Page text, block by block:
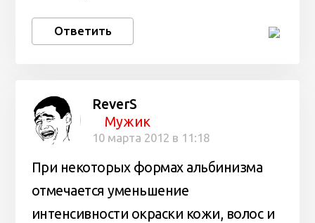
Ответить
ReverS
Мужик
10 марта 2012 в 11:18
При некоторых формах альбинизма
отмечается уменьшение
интенсивности окраски кожи, волос и